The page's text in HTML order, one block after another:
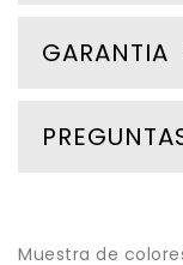
GARANTIA
Muestra de